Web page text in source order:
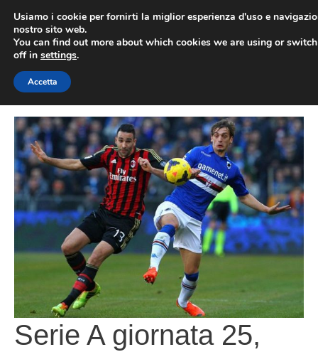
contenuto
Serie A giornata 25,
Usiamo i cookie per fornirti la miglior esperienza d'uso e
nostro sito web.
You can find out more about which cookies we are using or
off in settings.
Accetta